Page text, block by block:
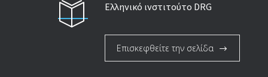
Ελληνικό ινστιτούτο DRG
Επισκεφθείτε την σελίδα